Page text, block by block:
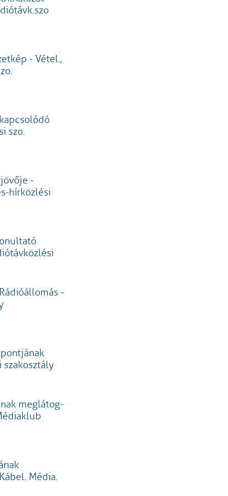
- Vétel.,
szo.
-
hírközlési
-
szakosztály
meglátog-
Média.